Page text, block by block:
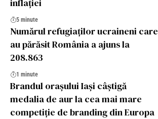
inflației
5 minute
Numărul refugiaţilor ucraineni care
au părăsit România a ajuns la
208.863
1 minute
Brandul orașului Iași câștigă
medalia de aur la cea mai mare
competiție de branding din Europa